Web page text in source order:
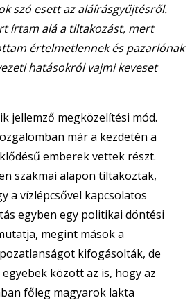
szó esett az aláírásgyűjtésről.
írtam alá a tiltakozást, mert
értelmetlennek és pazarlónak
hatásokról vajmi keveset
jellemző megközelítési mód.
már a kezdetén a
emberek vettek részt.
szakmai alapon tiltakoztak,
a vízlépcsővel kapcsolatos
egyben egy politikai döntési
megint mások a
kifogásolták, de
között az is, hogy az
főleg magyarok lakta